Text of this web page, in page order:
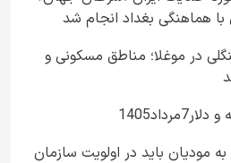
هماهنگی بغداد انجام شد
در موغلا؛ مناطق مسکونی و
مودیان باید در اولویت سازمان